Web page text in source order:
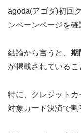
agoda(アゴダ)初回
ンペーンページを確
結論から言うと、 期
が掲載されているこ
特に、クレジットカ
対象カード決済で割